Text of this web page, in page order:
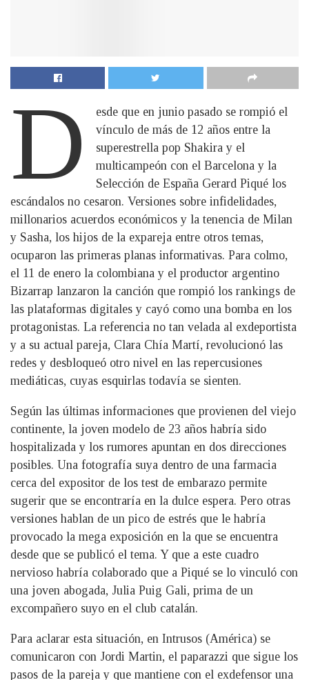
D
esde que en junio pasado se rompió el
vínculo de más de 12 años entre la
superestrella pop Shakira y el
multicampeón con el Barcelona y la
Selección de España Gerard Piqué los
escándalos no cesaron. Versiones sobre infidelidades,
millonarios acuerdos económicos y la tenencia de Milan
y Sasha, los hijos de la expareja entre otros temas,
ocuparon las primeras planas informativas. Para colmo,
el 11 de enero la colombiana y el productor argentino
Bizarrap lanzaron la canción que rompió los rankings de
las plataformas digitales y cayó como una bomba en los
protagonistas. La referencia no tan velada al exdeportista
y a su actual pareja, Clara Chía Martí, revolucionó las
redes y desbloqueó otro nivel en las repercusiones
mediáticas, cuyas esquirlas todavía se sienten.
Según las últimas informaciones que provienen del viejo
continente, la joven modelo de 23 años habría sido
hospitalizada y los rumores apuntan en dos direcciones
posibles. Una fotografía suya dentro de una farmacia
cerca del expositor de los test de embarazo permite
sugerir que se encontraría en la dulce espera. Pero otras
versiones hablan de un pico de estrés que le habría
provocado la mega exposición en la que se encuentra
desde que se publicó el tema. Y que a este cuadro
nervioso habría colaborado que a Piqué se lo vinculó con
una joven abogada, Julia Puig Gali, prima de un
excompañero suyo en el club catalán.
Para aclarar esta situación, en Intrusos (América) se
comunicaron con Jordi Martin, el paparazzi que sigue los
pasos de la pareja y que mantiene con el exdefensor una